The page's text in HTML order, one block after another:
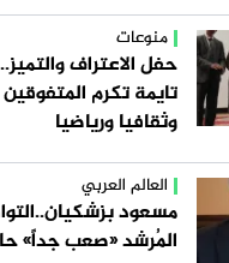
منوعات
حفل الاعتراف
تايمة تكرم
وثقافيا ورياضيا
العالم العربي
مسعود
المُرشد «صعب جداً»